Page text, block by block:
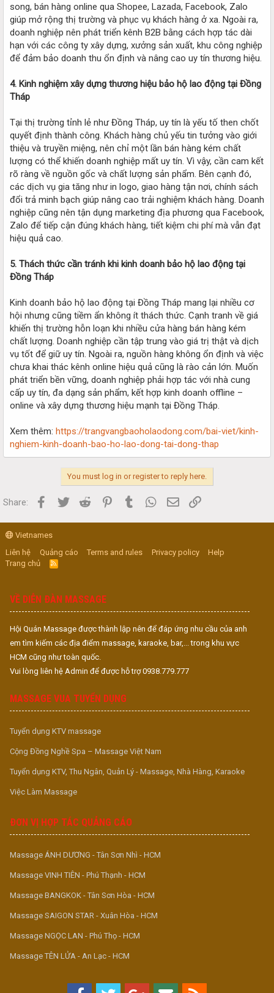
song, bán hàng online qua Shopee, Lazada, Facebook, Zalo
giúp mở rộng thị trường và phục vụ khách hàng ở xa. Ngoài ra,
doanh nghiệp nên phát triển kênh B2B bằng cách hợp tác dài
hạn với các công ty xây dựng, xưởng sản xuất, khu công nghiệp
để đảm bảo doanh thu ổn định và nâng cao uy tín thương hiệu.
4. Kinh nghiệm xây dựng thương hiệu bảo hộ lao động tại Đồng
Tháp
Tại thị trường tỉnh lẻ như Đồng Tháp, uy tín là yếu tố then chốt
quyết định thành công. Khách hàng chủ yếu tin tưởng vào giới
thiệu và truyền miệng, nên chỉ một lần bán hàng kém chất
lượng có thể khiến doanh nghiệp mất uy tín. Vì vậy, cần cam kết
rõ ràng về nguồn gốc và chất lượng sản phẩm. Bên cạnh đó,
các dịch vụ gia tăng như in logo, giao hàng tận nơi, chính sách
đổi trả minh bạch giúp nâng cao trải nghiệm khách hàng. Doanh
nghiệp cũng nên tận dụng marketing địa phương qua Facebook,
Zalo để tiếp cận đúng khách hàng, tiết kiệm chi phí mà vẫn đạt
hiệu quả cao.
5. Thách thức cần tránh khi kinh doanh bảo hộ lao động tại
Đồng Tháp
Kinh doanh bảo hộ lao động tại Đồng Tháp mang lại nhiều cơ
hội nhưng cũng tiềm ẩn không ít thách thức. Cạnh tranh về giá
khiến thị trường hỗn loạn khi nhiều cửa hàng bán hàng kém
chất lượng. Doanh nghiệp cần tập trung vào giá trị thật và dịch
vụ tốt để giữ uy tín. Ngoài ra, nguồn hàng không ổn định và việc
chưa khai thác kênh online hiệu quả cũng là rào cản lớn. Muốn
phát triển bền vững, doanh nghiệp phải hợp tác với nhà cung
cấp uy tín, đa dạng sản phẩm, kết hợp kinh doanh offline –
online và xây dựng thương hiệu mạnh tại Đồng Tháp.
Xem thêm: https://trangvangbaoholaodong.com/bai-viet/kinh-
nghiem-kinh-doanh-bao-ho-lao-dong-tai-dong-thap
You must log in or register to reply here.
Share: Facebook
Twitter Reddit PinterestTumblr WhatsApp
Email
Vietnames
Liên hệ
Quảng cáo Terms and rules Privacy policy
Help
Trang chủ
R
S
VỀ DIỄN ĐÀN MASSAGE
Hội Quán Massage được thành lập nên để đáp ứng nhu cầu của anh
em tìm kiếm các địa điểm massage, karaoke, bar,... trong khu vực
HCM cũng như toàn quốc.
Vui lòng liên hệ Admin để được hỗ trợ 0938.779.777
MASSAGE VUA TUYỂN DỤNG
Tuyển dụng KTV massage
Cộng Đồng Nghề Spa – Massage Việt Nam
Tuyển dụng KTV, Thu Ngân, Quản Lý - Massage, Nhà Hàng, Karaoke
Việc Làm Massage
ĐƠN VỊ HỢP TÁC QUẢNG CÁO
Massage ÁNH DƯƠNG - Tân Sơn Nhì - HCM
Massage VINH TIÊN - Phú Thạnh - HCM
Massage BANGKOK - Tân Sơn Hòa - HCM
Massage SAIGON STAR - Xuân Hòa - HCM
Massage NGỌC LAN - Phú Thọ - HCM
Massage TÊN LỬA - An Lạc - HCM